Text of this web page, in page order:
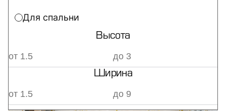
Для спальни
Высота
Ширина